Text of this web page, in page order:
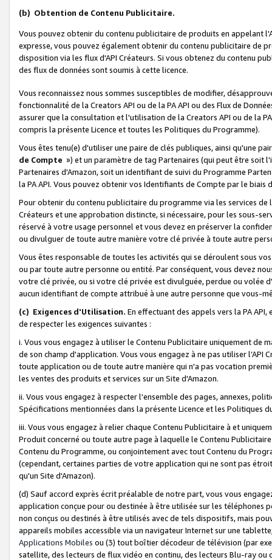
(b) Obtention de Contenu Publicitaire.
Vous pouvez obtenir du contenu publicitaire de produits en appelant
expresse, vous pouvez également obtenir du contenu publicitaire de
disposition via les flux d'API Créateurs. Si vous obtenez du contenu
des flux de données sont soumis à cette licence.
Vous reconnaissez nous sommes susceptibles de modifier,
fonctionnalité de la Creators API ou de la PA API ou des Flux de
assurer que la consultation et l'utilisation de la Creators API ou de la
compris la présente Licence et toutes les Politiques du Programme).
Vous êtes tenu(e) d'utiliser une paire de clés publiques, ainsi qu'une
de Compte ») et un paramètre de tag Partenaires (qui peut être soit
Partenaires d'Amazon, soit un identifiant de suivi du Programme
la PA API. Vous pouvez obtenir vos Identifiants de Compte par le biais
Pour obtenir du contenu publicitaire du programme via les services
Créateurs et une approbation distincte, si nécessaire, pour les sous-
réservé à votre usage personnel et vous devez en préserver la
ou divulguer de toute autre manière votre clé privée à toute autre
Vous êtes responsable de toutes les activités qui se déroulent sous
ou par toute autre personne ou entité. Par conséquent, vous devez
votre clé privée, ou si votre clé privée est divulguée, perdue ou volée
aucun identifiant de compte attribué à une autre personne que vous-
(c) Exigences d'Utilisation. En effectuant des appels vers la PA
de respecter les exigences suivantes :
i. Vous vous engagez à utiliser le Contenu Publicitaire uniquement de
de son champ d'application. Vous vous engagez à ne pas utiliser l’API
toute application ou de toute autre manière qui n'a pas vocation
les ventes des produits et services sur un Site d'Amazon.
ii. Vous vous engagez à respecter l'ensemble des pages, annexes,
Spécifications mentionnées dans la présente Licence et les Politiques
iii. Vous vous engagez à relier chaque Contenu Publicitaire à et
Produit concerné ou toute autre page à laquelle le Contenu
Contenu du Programme, ou conjointement avec tout Contenu du
(cependant, certaines parties de votre application qui ne sont pas
qu'un Site d'Amazon).
(d) Sauf accord exprès écrit préalable de notre part, vous vous
application conçue pour ou destinée à être utilisée sur les téléphones
non conçus ou destinés à être utilisés avec de tels dispositifs, mais
appareils mobiles accessible via un navigateur Internet sur une
Applications Mobiles ou (3) tout boîtier décodeur de télévision (par
satellite, des lecteurs de flux vidéo en continu, des lecteurs Blu-ray